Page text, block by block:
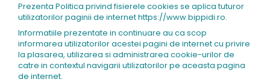
Prezenta Politica privind fisierele cookies se aplica tuturor
utilizatorilor paginii de internet https://www.bippidi.ro.
Informatiile prezentate in continuare au ca scop
informarea utilizatorilor acestei pagini de internet cu privire
la plasarea, utilizarea si administrarea cookie-urilor de
catre in contextul navigarii utilizatorilor pe aceasta pagina
de internet.